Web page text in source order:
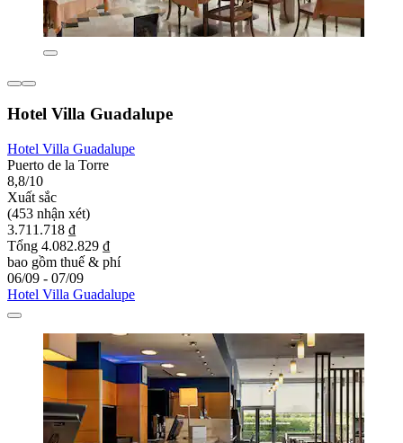
Hotel Villa Guadalupe
Hotel Villa Guadalupe
Puerto de la Torre
8,8/10
Xuất sắc
(453 nhận xét)
3.711.718 ₫
Tổng 4.082.829 ₫
bao gồm thuế & phí
06/09 - 07/09
Hotel Villa Guadalupe